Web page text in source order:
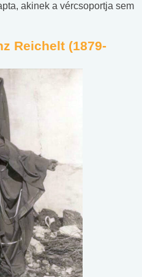
akinek a vércsoportja sem
Reichelt (1879-